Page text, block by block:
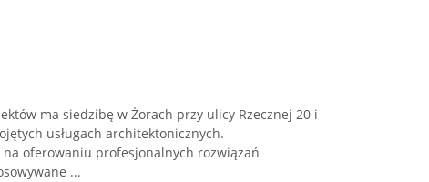
ma siedzibę w Żorach przy ulicy Rzecznej 20 i
usługach architektonicznych.
oferowaniu profesjonalnych rozwiązań
...